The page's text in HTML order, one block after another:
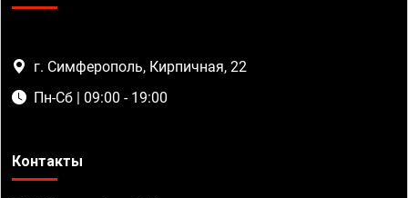
г. Симферополь, Кирпичная, 22
Пн-Сб | 09:00 - 19:00
Контакты